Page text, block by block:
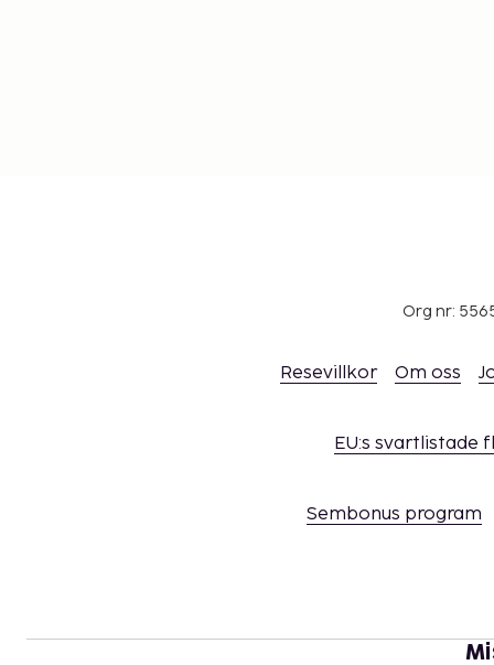
Org nr:
Resevillkor Om oss
EU:s svartlistade
Sembonus program